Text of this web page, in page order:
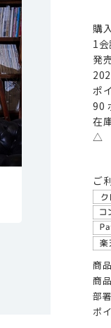
購
1
発
ポ
90
在
△
ご
商
商
部署
ポ